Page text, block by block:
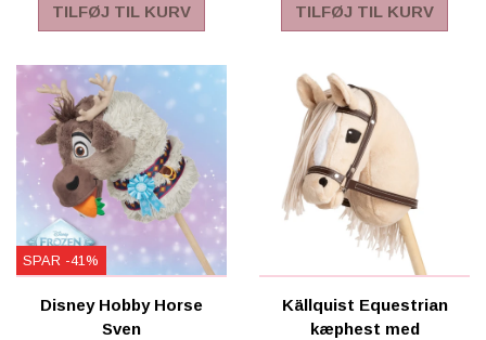
TILFØJ TIL KURV TILFØJ TIL KURV
SPAR -41%
Disney Hobby Horse
Sven
Källquist Equestrian
kæphest med